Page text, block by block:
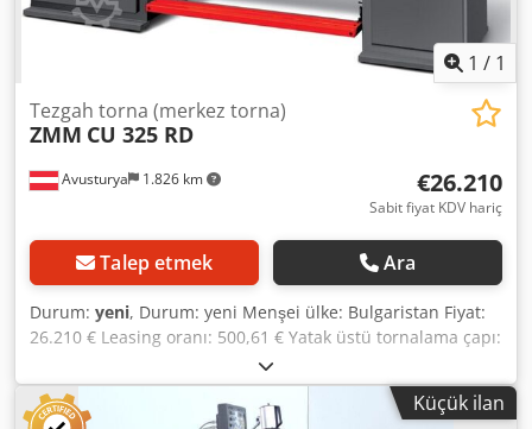
1 / 1
Avusturya 1.826 km
Tezgah torna (merkez torna)
ZMM CU 325 RD
€26.210
Sabit fiyat KDV hariç
Talep etmek Ara
Durum: yeni, Durum: yeni Menşei ülke: Bulgaristan Fiyat:
26.210 € Leasing oranı: 500,61 € Yatak üstü tornalama çapı:
325 mm Puntalar arası mesafe: 750 mm Punta yüksekliği:
165 mm İş mili deliği: 32 mm Ara kızak üstü tornalama
çapı: 190 mm Yatak genişliği: 200 mm İş mili bağlantısı /
Küçük ilan